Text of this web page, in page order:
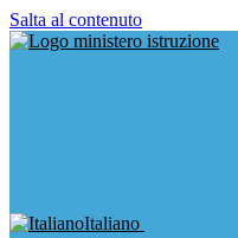
Salta al contenuto
Italiano